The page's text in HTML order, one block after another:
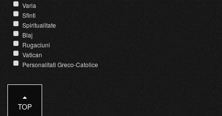
Varia
Sfinti
Spiritualitate
Blaj
Rugaciuni
Vatican
Personalitati Greco-Catolice
TOP